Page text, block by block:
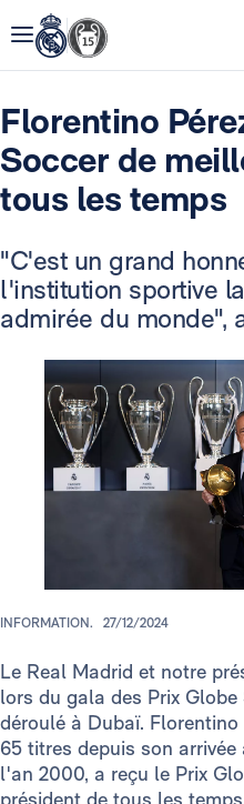
Florentino
Soccer de
tous les temps
"C'est un grand
l'institution sportive
admirée du monde",
INFORMATION. 27/12/2024
Le Real Madrid et notre
lors du gala des Prix
déroulé à Dubaï.
65 titres depuis son
l'an 2000, a reçu le Prix
président de tous les